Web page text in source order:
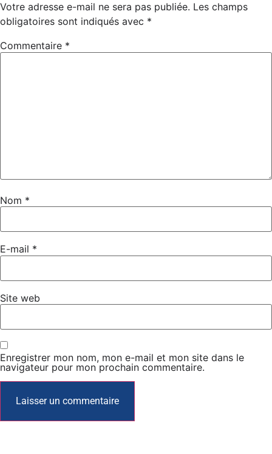
Votre adresse e-mail ne sera pas publiée. Les champs
obligatoires sont indiqués avec *
Commentaire *
Nom *
E-mail *
Site web
Enregistrer mon nom, mon e-mail et mon site dans le
navigateur pour mon prochain commentaire.